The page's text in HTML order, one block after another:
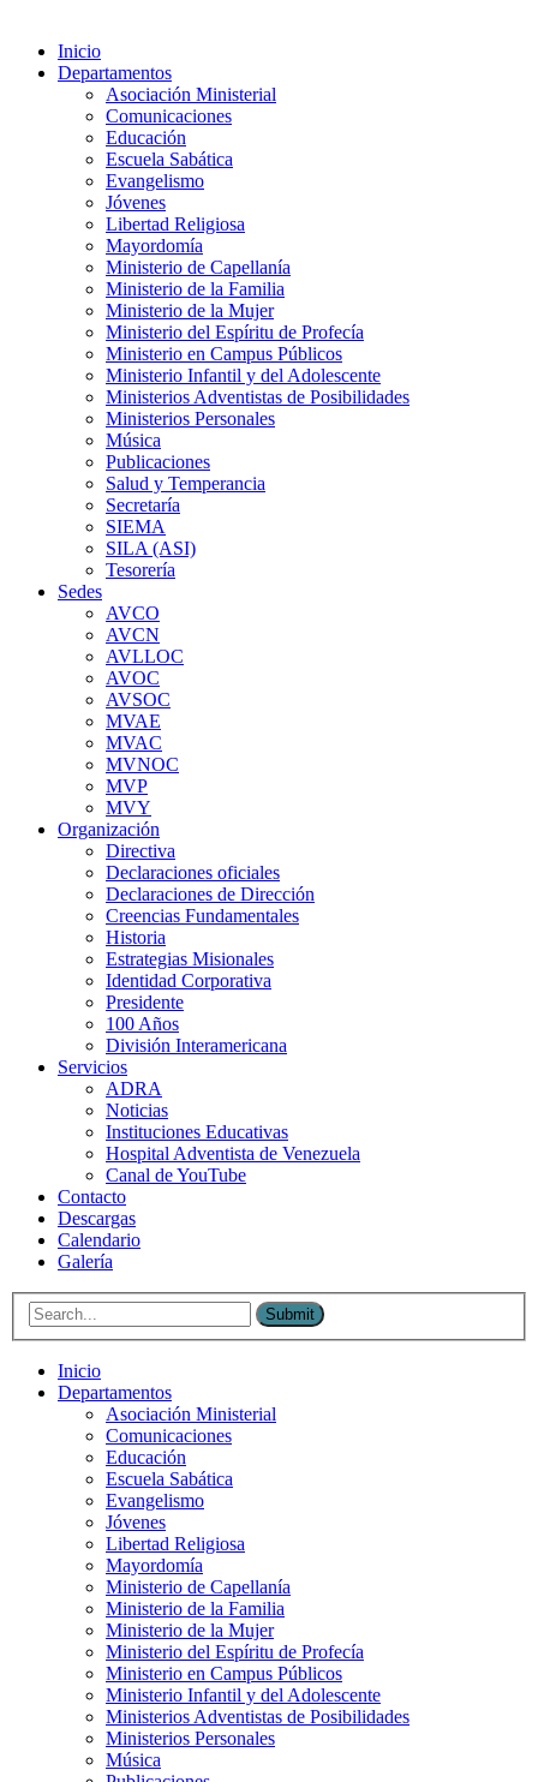
Inicio
Departamentos
Asociación Ministerial
Comunicaciones
Educación
Escuela Sabática
Evangelismo
Jóvenes
Libertad Religiosa
Mayordomía
Ministerio de Capellanía
Ministerio de la Familia
Ministerio de la Mujer
Ministerio del Espíritu de Profecía
Ministerio en Campus Públicos
Ministerio Infantil y del Adolescente
Ministerios Adventistas de Posibilidades
Ministerios Personales
Música
Publicaciones
Salud y Temperancia
Secretaría
SIEMA
SILA (ASI)
Tesorería
Sedes
AVCO
AVCN
AVLLOC
AVOC
AVSOC
MVAE
MVAC
MVNOC
MVP
MVY
Organización
Directiva
Declaraciones oficiales
Declaraciones de Dirección
Creencias Fundamentales
Historia
Estrategias Misionales
Identidad Corporativa
Presidente
100 Años
División Interamericana
Servicios
ADRA
Noticias
Instituciones Educativas
Hospital Adventista de Venezuela
Canal de YouTube
Contacto
Descargas
Calendario
Galería
Submit
Inicio
Departamentos
Asociación Ministerial
Comunicaciones
Educación
Escuela Sabática
Evangelismo
Jóvenes
Libertad Religiosa
Mayordomía
Ministerio de Capellanía
Ministerio de la Familia
Ministerio de la Mujer
Ministerio del Espíritu de Profecía
Ministerio en Campus Públicos
Ministerio Infantil y del Adolescente
Ministerios Adventistas de Posibilidades
Ministerios Personales
Música